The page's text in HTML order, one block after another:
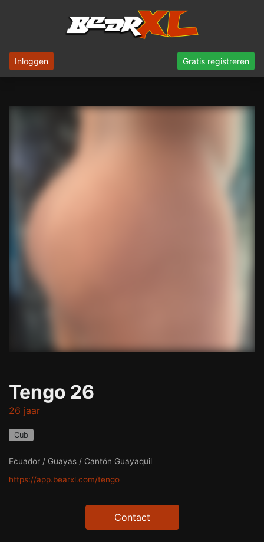
Inloggen Gratis registreren
Tengo 26
26 jaar
Cub
Ecuador / Guayas / Cantón Guayaquil
https://app.bearxl.com/tengo
Contact